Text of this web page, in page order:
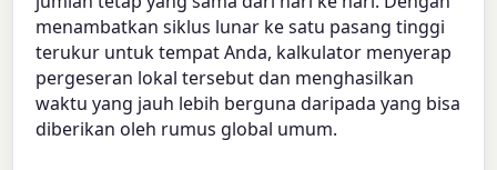
menambatkan siklus lunar ke satu pasang tinggi
terukur untuk tempat Anda, kalkulator menyerap
pergeseran lokal tersebut dan menghasilkan
waktu yang jauh lebih berguna daripada yang bisa
diberikan oleh rumus global umum.